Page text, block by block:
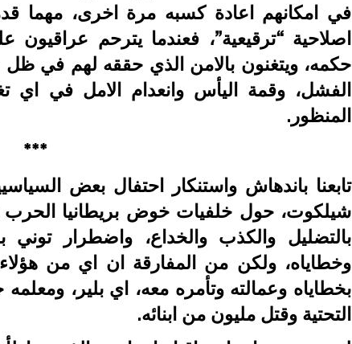
في امكانهم اعادة كسبه مرة اخرى، مهما
اصلاحية “ترقيعية”، فعندما يترحم
حكمه، ويتغنون بالامن الذي حققه لهم في ظل
الفشل، وقمة اليأس وانعدام الامل في اي
المنظور.
***
تابعنا باندهاش واستنكار احتفال بعض
شيلكوت، حول خلفيات خوض بريطانيا الحرب
بالتضليل والكذب والخداع، واضطرار توني
وخطاياه، ولكن من المفارقة ان اي من
بخطاياه وعمالته وتأمره معه، اي بلير،
التحتية وقتل مليون من ابنائه.